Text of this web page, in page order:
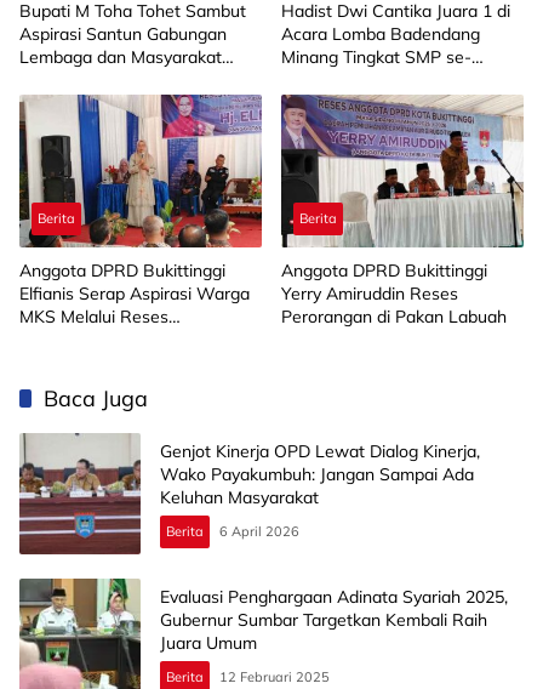
Bupati M Toha Tohet Sambut
Aspirasi Santun Gabungan
Lembaga dan Masyarakat
Hadist Dwi Cantika Juara 1 di
Acara Lomba Badendang
Minang Tingkat SMP se-
Berita
Anggota DPRD Bukittinggi
Elfianis Serap Aspirasi Warga
MKS Melalui Reses
Berita
Anggota DPRD Bukittinggi
Yerry Amiruddin Reses
Perorangan di Pakan Labuah
Baca Juga
Genjot Kinerja OPD Lewat Dialog Kinerja,
Wako Payakumbuh: Jangan Sampai Ada
Keluhan Masyarakat
Berita 6 April 2026
Evaluasi Penghargaan Adinata Syariah 2025,
Gubernur Sumbar Targetkan Kembali Raih
Juara Umum
Berita 12 Februari 2025